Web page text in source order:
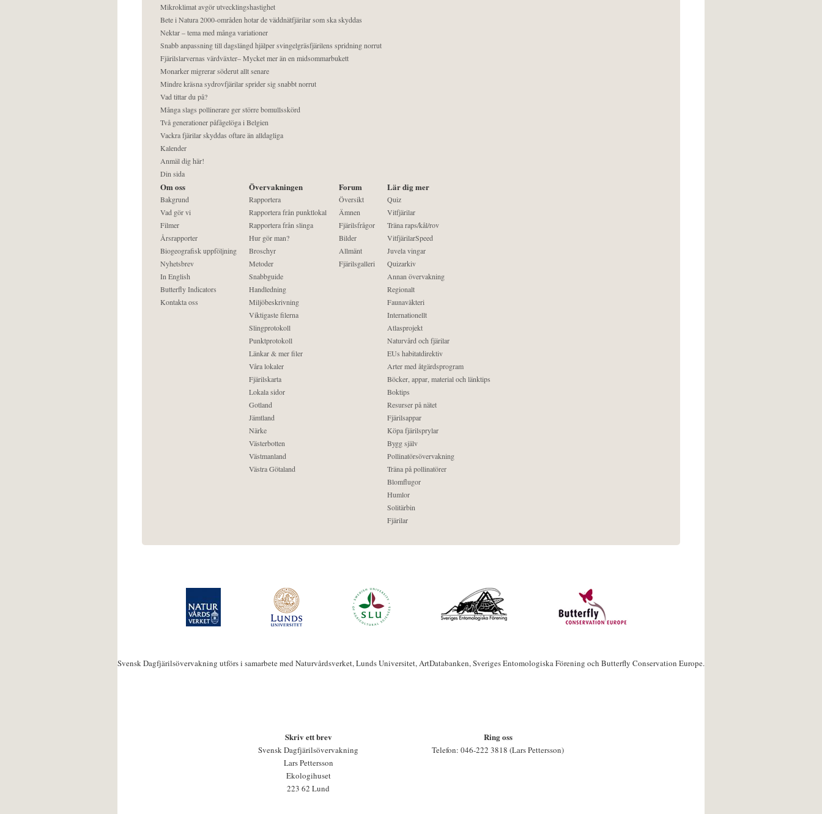
Mikroklimat avgör utvecklingshastighet
Bete i Natura 2000-områden hotar de väddnätfjärilar som ska skyddas
Nektar – tema med många variationer
Snabb anpassning till dagslängd hjälper svingelgräsfjärilens spridning norrut
Fjärilslarvernas värdväxter– Mycket mer än en midsommarbukett
Monarker migrerar söderut allt senare
Mindre kräsna sydrovfjärilar sprider sig snabbt norrut
Vad tittar du på?
Många slags pollinerare ger större bomullsskörd
Två generationer påfågelöga i Belgien
Vackra fjärilar skyddas oftare än alldagliga
Kalender
Anmäl dig här!
Din sida
Om oss
Bakgrund
Vad gör vi
Filmer
Årsrapporter
Biogeografisk uppföljning
Nyhetsbrev
In English
Butterfly Indicators
Kontakta oss
Övervakningen
Rapportera
Rapportera från punktlokal
Rapportera från slinga
Hur gör man?
Broschyr
Metoder
Snabbguide
Handledning
Miljöbeskrivning
Viktigaste filerna
Slingprotokoll
Punktprotokoll
Länkar & mer filer
Våra lokaler
Fjärilskarta
Lokala sidor
Gotland
Jämtland
Närke
Västerbotten
Västmanland
Västra Götaland
Forum
Översikt
Ämnen
Fjärilsfrågor
Bilder
Allmänt
Fjärilsgalleri
Lär dig mer
Quiz
Vitfjärilar
Träna raps/kål/rov
VitfjärilarSpeed
Juvela vingar
Quizarkiv
Annan övervakning
Regionalt
Faunaväkteri
Internationellt
Atlasprojekt
Naturvård och fjärilar
EUs habitatdirektiv
Arter med åtgärdsprogram
Böcker, appar, material och länktips
Boktips
Resurser på nätet
Fjärilsappar
Köpa fjärilsprylar
Bygg själv
Pollinatörsövervakning
Träna på pollinatörer
Blomflugor
Humlor
Solitärbin
Fjärilar
Svensk Dagfjärilsövervakning utförs i samarbete med Naturvårdsverket, Lunds Universitet, ArtDatabanken, Sveriges Entomologiska Förening och Butterfly Conservation Europe.
Skriv ett brev
Svensk Dagfjärilsövervakning
Lars Pettersson
Ekologihuset
223 62 Lund
Ring oss
Telefon: 046-222 3818 (Lars Pettersson)